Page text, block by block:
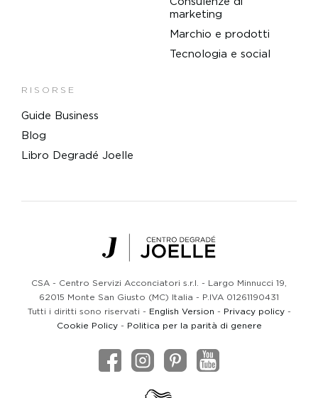
marketing
Marchio e prodotti
Tecnologia e social
RISORSE
Guide Business
Blog
Libro Degradé Joelle
Centro Degradé Joelle
CSA - Centro Servizi Acconciatori s.r.l. - Largo Minnucci 19,
62015 Monte San Giusto (MC) Italia - P.IVA 01261190431
Tutti i diritti sono riservati - English Version - Privacy policy-
Cookie Policy- Politica per la parità di genere